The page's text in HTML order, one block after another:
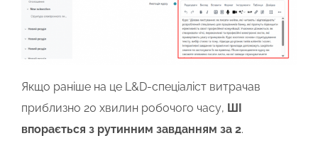
Якщо раніше на це L&D-спеціаліст витрачав
приблизно 20 хвилин робочого часу, ШІ
впорається з рутинним завданням за 2.